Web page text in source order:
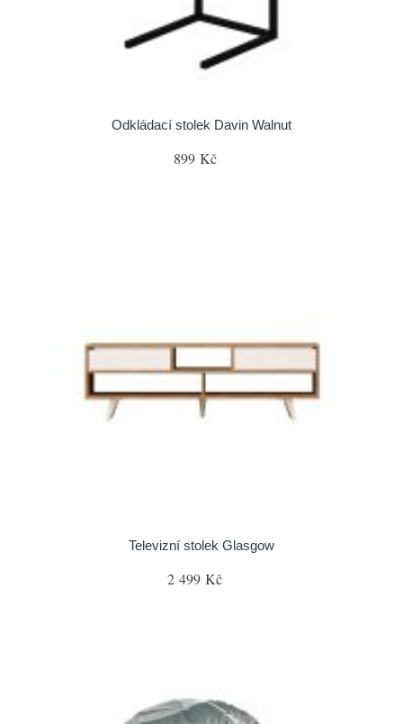
Odkládací stolek Davin Walnut
899 Kč
Televizní stolek Glasgow
2 499 Kč